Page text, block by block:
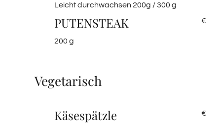
Leicht durchwachsen 200g / 300 g
PUTENSTEAK €
200 g
Vegetarisch
Käsespätzle €